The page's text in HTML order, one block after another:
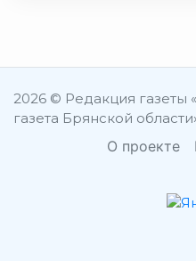
2026 © Редакция газеты
газета Брянской
О проекте